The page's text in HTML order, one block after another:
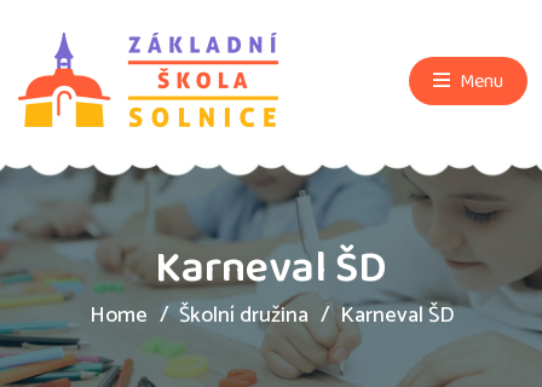
Menu
Karneval ŠD
Home Školní družina Karneval ŠD